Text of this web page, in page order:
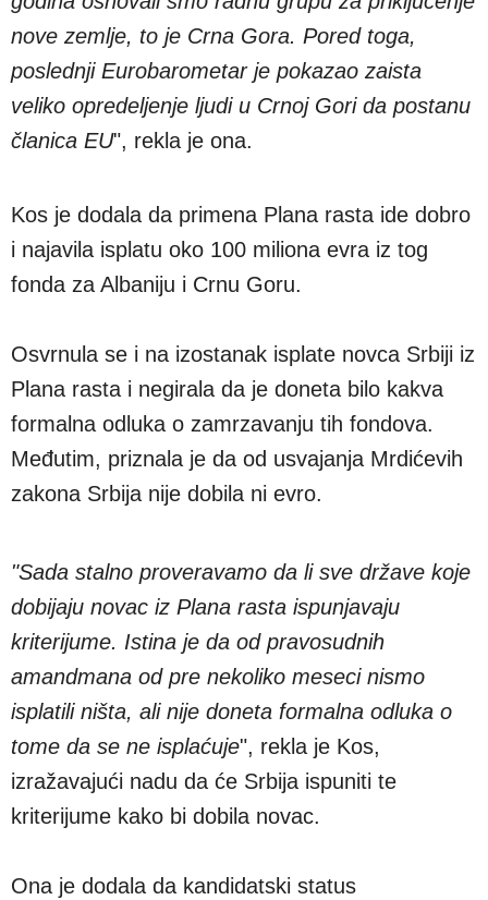
nove zemlje, to je Crna Gora. Pored toga,
poslednji Eurobarometar je pokazao zaista
veliko opredeljenje ljudi u Crnoj Gori da postanu
članica EU", rekla je ona.
Kos je dodala da primena Plana rasta ide dobro
i najavila isplatu oko 100 miliona evra iz tog
fonda za Albaniju i Crnu Goru.
Osvrnula se i na izostanak isplate novca Srbiji iz
Plana rasta i negirala da je doneta bilo kakva
formalna odluka o zamrzavanju tih fondova.
Međutim, priznala je da od usvajanja Mrdićevih
zakona Srbija nije dobila ni evro.
"Sada stalno proveravamo da li sve države koje
dobijaju novac iz Plana rasta ispunjavaju
kriterijume. Istina je da od pravosudnih
amandmana od pre nekoliko meseci nismo
isplatili ništa, ali nije doneta formalna odluka o
tome da se ne isplaćuje", rekla je Kos,
izražavajući nadu da će Srbija ispuniti te
kriterijume kako bi dobila novac.
Ona je dodala da kandidatski status